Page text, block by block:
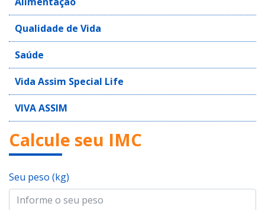
Qualidade de Vida
Saúde
Vida Assim Special Life
VIVA ASSIM
Calcule seu IMC
Seu peso (kg)